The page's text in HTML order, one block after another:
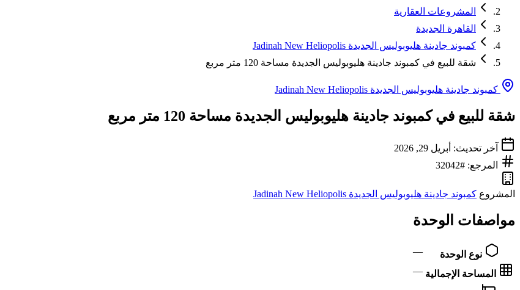
المشروعات العقارية
القاهرة الجديدة
كمبوند جادينة هليوبوليس الجديدة Jadinah New Heliopolis
شقة للبيع في كمبوند جادينة هليوبوليس الجديدة مساحة 120 متر مربع
كمبوند جادينة هليوبوليس الجديدة Jadinah New Heliopolis
شقة للبيع في كمبوند جادينة هليوبوليس الجديدة مساحة 120 متر مربع
آخر تحديث: أبريل 29, 2026
المرجع: #32042
المشروع كمبوند جادينة هليوبوليس الجديدة Jadinah New Heliopolis
مواصفات الوحدة
نوع الوحدة —
المساحة الإجمالية —